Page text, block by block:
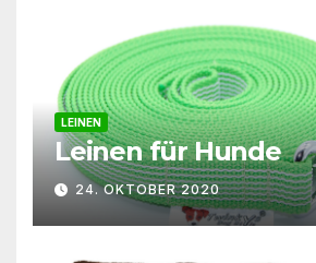
LEINEN
Leinen für Hunde
24. OKTOBER 2020